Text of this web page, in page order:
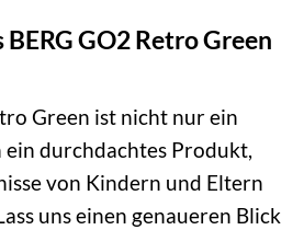
GO2 Retro Green
Green ist nicht nur ein
ein durchdachtes Produkt,
von Kindern und Eltern
uns einen genaueren Blick